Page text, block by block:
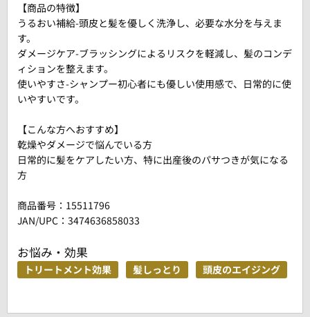
【商品の特徴】
うるおい補給-頭皮と髪を優しく洗浄し、必要な水分を与えま
す。
ダメージケア-ブラッシングによるリスクを軽減し、髪のコンデ
ィションを整えます。
使いやすさ-シャンプー初心者にも優しい使用感で、日常的に使
いやすいです。
【こんな方へおすすめ】
乾燥やダメージで悩んでいる方
日常的に髪をケアしたい方、特に出産後のパサつきが気になる
方
商品番号： 15511796
JAN/UPC：3474636858033
お悩み・効果
トリートメント効果 髪しっとり 頭皮のエイジング